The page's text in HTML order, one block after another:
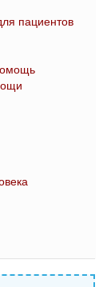
пациентов